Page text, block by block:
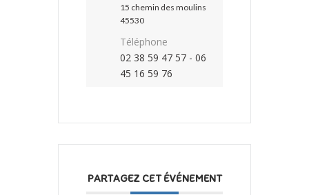
15 chemin des moulins
45530
Téléphone
02 38 59 47 57 - 06
45 16 59 76
PARTAGEZ CET ÉVÉNEMENT